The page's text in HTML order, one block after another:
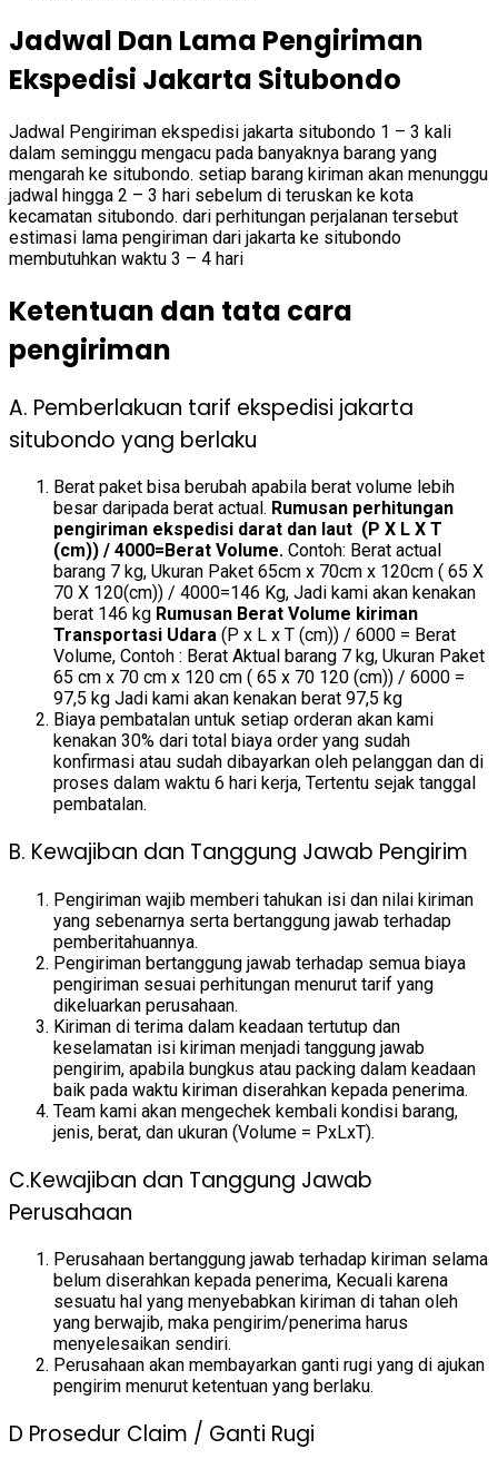
Jadwal Dan Lama Pengiriman
Ekspedisi Jakarta Situbondo
Jadwal Pengiriman ekspedisi jakarta situbondo 1 – 3 kali
dalam seminggu mengacu pada banyaknya barang yang
mengarah ke situbondo. setiap barang kiriman akan menunggu
jadwal hingga 2 – 3 hari sebelum di teruskan ke kota
kecamatan situbondo. dari perhitungan perjalanan tersebut
estimasi lama pengiriman dari jakarta ke situbondo
membutuhkan waktu 3 – 4 hari
Ketentuan dan tata cara
pengiriman
A. Pemberlakuan tarif ekspedisi jakarta
situbondo yang berlaku
Berat paket bisa berubah apabila berat volume lebih
besar daripada berat actual. Rumusan perhitungan
pengiriman ekspedisi darat dan laut (P X L X T
(cm)) / 4000=Berat Volume. Contoh: Berat actual
barang 7 kg, Ukuran Paket 65cm x 70cm x 120cm ( 65 X
70 X 120(cm)) / 4000=146 Kg, Jadi kami akan kenakan
berat 146 kg Rumusan Berat Volume kiriman
Transportasi Udara (P x L x T (cm)) / 6000 = Berat
Volume, Contoh : Berat Aktual barang 7 kg, Ukuran Paket
65 cm x 70 cm x 120 cm ( 65 x 70 120 (cm)) / 6000 =
97,5 kg Jadi kami akan kenakan berat 97,5 kg
Biaya pembatalan untuk setiap orderan akan kami
kenakan 30% dari total biaya order yang sudah
konfirmasi atau sudah dibayarkan oleh pelanggan dan di
proses dalam waktu 6 hari kerja, Tertentu sejak tanggal
pembatalan.
B. Kewajiban dan Tanggung Jawab Pengirim
Pengiriman wajib memberi tahukan isi dan nilai kiriman
yang sebenarnya serta bertanggung jawab terhadap
pemberitahuannya.
Pengiriman bertanggung jawab terhadap semua biaya
pengiriman sesuai perhitungan menurut tarif yang
dikeluarkan perusahaan.
Kiriman di terima dalam keadaan tertutup dan
keselamatan isi kiriman menjadi tanggung jawab
pengirim, apabila bungkus atau packing dalam keadaan
baik pada waktu kiriman diserahkan kepada penerima.
Team kami akan mengechek kembali kondisi barang,
jenis, berat, dan ukuran (Volume = PxLxT).
C.Kewajiban dan Tanggung Jawab
Perusahaan
Perusahaan bertanggung jawab terhadap kiriman selama
belum diserahkan kepada penerima, Kecuali karena
sesuatu hal yang menyebabkan kiriman di tahan oleh
yang berwajib, maka pengirim/penerima harus
menyelesaikan sendiri.
Perusahaan akan membayarkan ganti rugi yang di ajukan
pengirim menurut ketentuan yang berlaku.
D Prosedur Claim / Ganti Rugi